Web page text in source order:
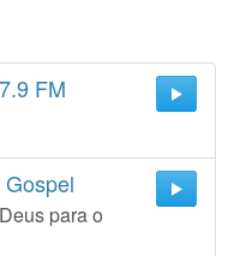
FM
para o